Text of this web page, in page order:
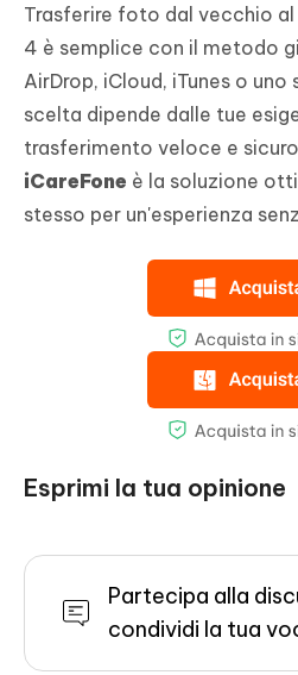
Trasferire foto dal vecchio al
4 è semplice con il metodo
AirDrop, iCloud, iTunes o
scelta dipende dalle tue
trasferimento veloce e
iCareFone è la soluzione
stesso per un'esperienza
Esprimi la tua opinione
Partecipa alla
condividi la tua